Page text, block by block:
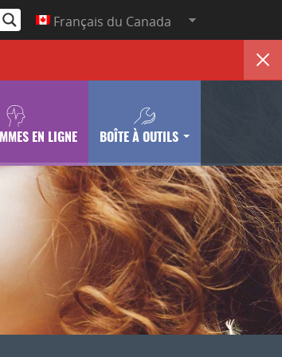
Français du Canada
EN LIGNE BOÎTE À OUTILS